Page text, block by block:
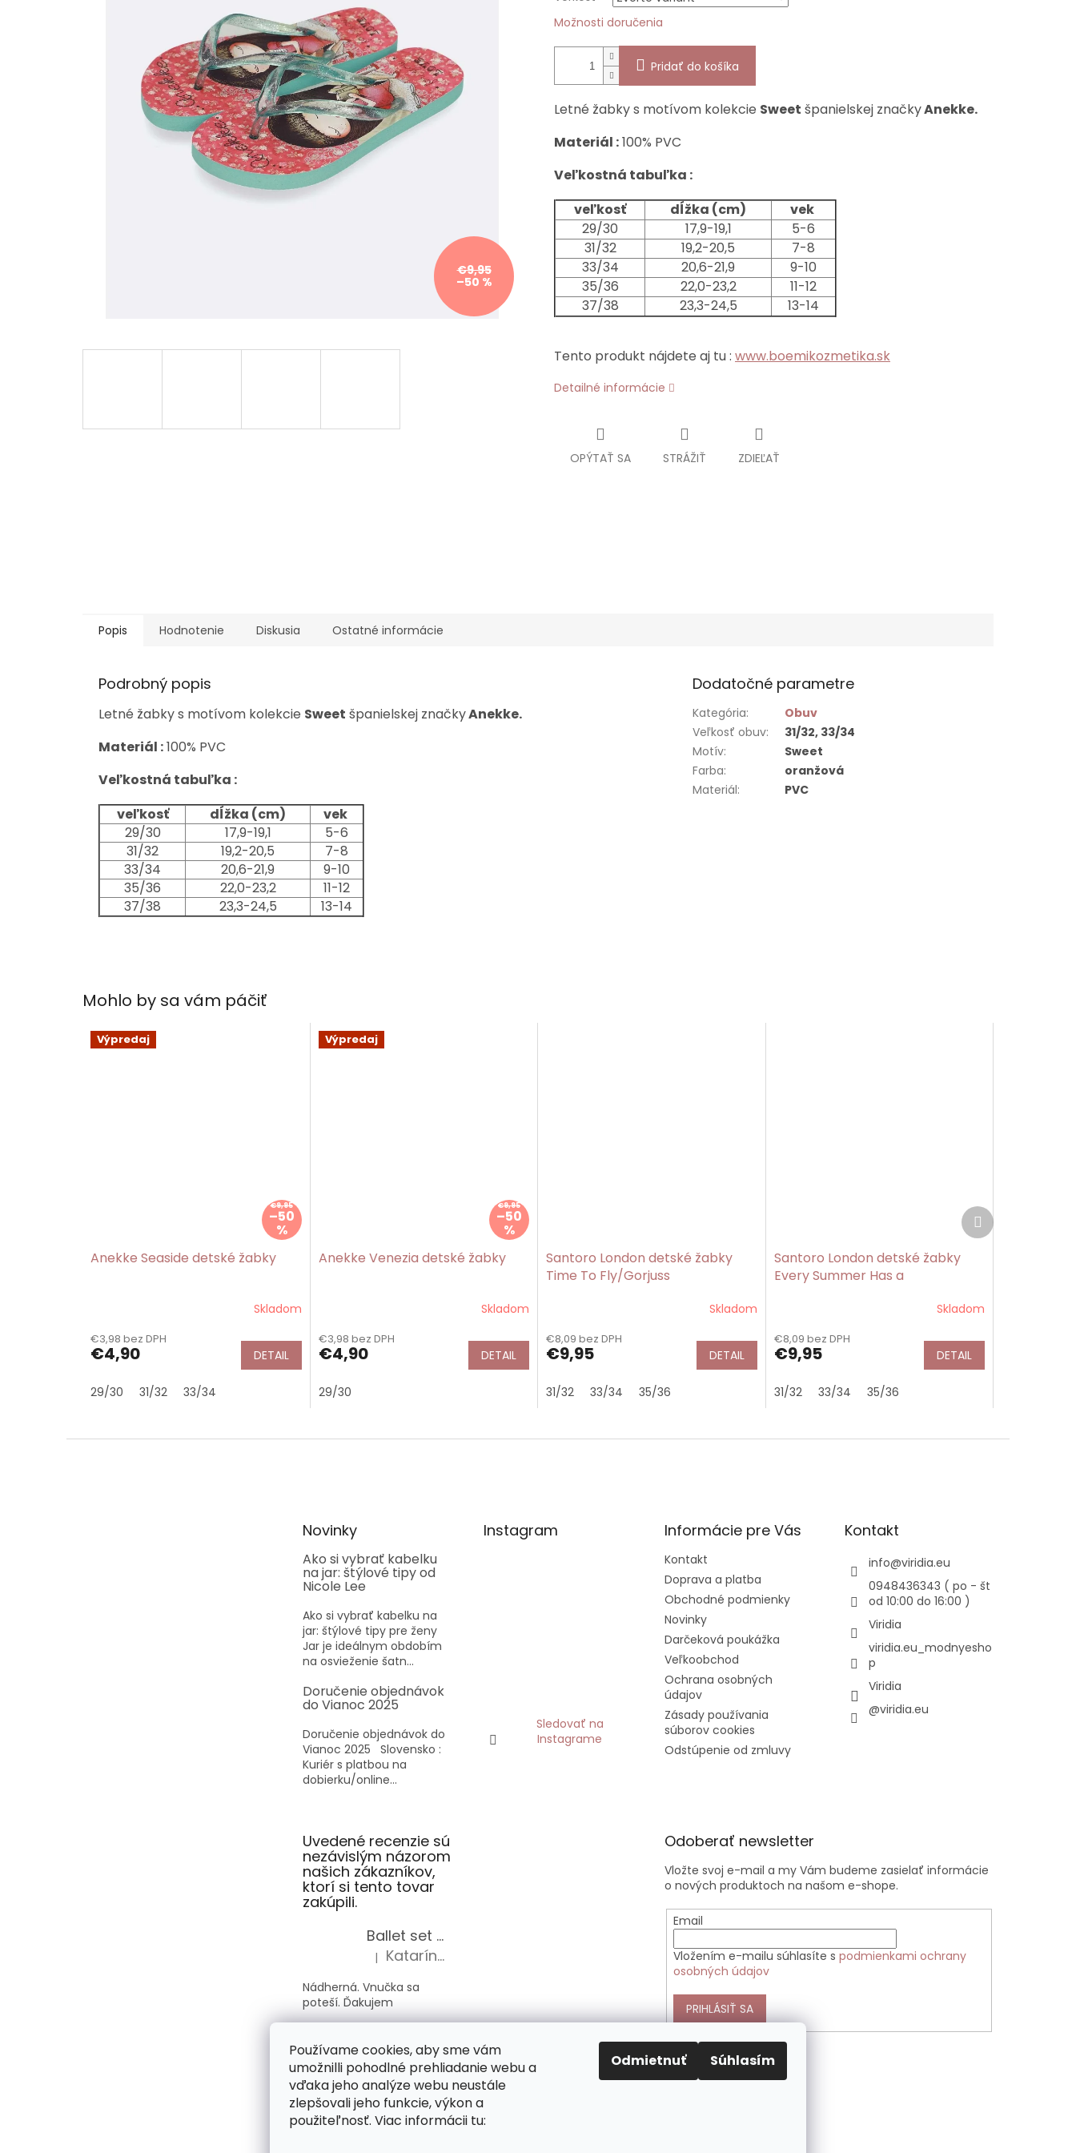
Používame cookies, aby sme vám
umožnilli pohodlné prehliadanie webu a
vďaka jeho analýze webu neustále
zlepšovali jeho funkcie, výkon a
použiteľnosť. Viac informácii tu:
Odmietnuť Súhlasím
€9,95
–50 %
Možnosti doručenia
Pridať do košíka
Letné žabky s motívom kolekcie Sweet španielskej značkyAnekke.
Materiál :100% PVC
Veľkostná tabuľka :
veľkosť
dĺžka (cm)
vek
29/30
17,9-19,1
5-6
31/32
19,2-20,5
7-8
33/34
20,6-21,9
9-10
35/36
22,0-23,2
11-12
37/38
23,3-24,5 13-14
Tento produkt nájdete aj tu : www.boemikozmetika.sk
Detailné informácie
OPÝTAŤ SA STRÁŽIŤ ZDIEĽAŤ
Mohlo by sa vám páčiť
Výpredaj
€9,95
–50
%
Anekke Seaside detské žabky
Skladom
€3,98 bez DPH
€4,90 DETAIL
29/30 31/32 33/34
Výpredaj
€9,95
–50
%
Anekke Venezia detské žabky
Skladom
€3,98 bez DPH
€4,90 DETAIL
29/30
Santoro London detské žabky
Time To Fly/Gorjuss
Skladom
€8,09 bez DPH
€9,95 DETAIL
31/32 33/34 35/36
Santoro London detské žabky
Every Summer Has a
Skladom
€8,09 bez DPH
€9,95 DETAIL
31/32 33/34 35/36
Ďalší
produkt
Popis Hodnotenie Diskusia Ostatné informácie
Podrobný popis
Letné žabky s motívom kolekcie Sweet španielskej značkyAnekke.
Materiál :100% PVC
Veľkostná tabuľka :
veľkosť
dĺžka (cm)
vek
29/30
17,9-19,1
5-6
31/32
19,2-20,5
7-8
33/34
20,6-21,9
9-10
35/36
22,0-23,2
11-12
37/38
23,3-24,5 13-14
Dodatočné parametre
Kategória:
Obuv
Veľkosť obuv:
31/32, 33/34
Motív:
Sweet
Farba:
oranžová
Materiál: PVC
Novinky
Ako si vybrať kabelku
na jar: štýlové tipy od
Nicole Lee
Ako si vybrať kabelku na
jar: štýlové tipy pre ženy
Jar je ideálnym obdobím
na osvieženie šatn...
Doručenie objednávok
do Vianoc 2025
Doručenie objednávok do
Vianoc 2025 Slovensko :
Kuriér s platbou na
dobierku/online...
Instagram
Sledovať na
Instagrame
Informácie pre Vás
Kontakt
Doprava a platba
Obchodné podmienky
Novinky
Darčeková poukážka
Veľkoobchod
Ochrana osobných
údajov
Zásady používania
súborov cookies
Odstúpenie od zmluvy
Kontakt
info@viridia.eu
0948436343 ( po - št
od 10:00 do 16:00 )
Viridia
viridia.eu_modnyesho
p
Viridia
@viridia.eu
Uvedené recenzie sú
nezávislým názorom
našich zákazníkov,
ktorí si tento tovar
zakúpili.
Ballet set školská taška, nerezová fľaša a plný peračník s motívom baletky pre dievča
Hodnotenie produktu je 5 z 5 hviezdičiek.
| Katarína Sz.
Nádherná. Vnučka sa
poteší. Ďakujem
Hodnotenie produktu je 5 z 5 hviezdičiek.
| Alica Sz.
Kabelky Anekke sú veľmi
krásne a s nimi si vás
každý všimne. Táto
Odoberať newsletter
Vložte svoj e-mail a my Vám budeme zasielať informácie
o nových produktoch na našom e-shope.
Email
Vložením e-mailu súhlasíte spodmienkami ochrany
osobných údajov
PRIHLÁSIŤ SA